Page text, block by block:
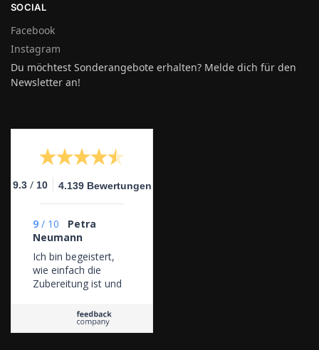
SOCIAL
Facebook
Instagram
Du möchtest Sonderangebote erhalten? Melde dich für den
Newsletter an!
9.3 / 10 4.139 Bewertungen
9 / 10
Petra
Neumann
Ich bin begeistert,
wie einfach die
Zubereitung ist und
schmeckt. Egal ob
Natur oder Frucht.